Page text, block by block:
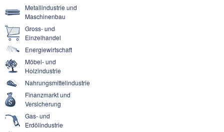
Metallindustrie und
Maschinenbau
Gross- und
Einzelhandel
Energiewirtschaft
Möbel- und
Holzindustrie
Nahrungsmittelindustrie
Finanzmarkt und
Versicherung
Gas- und
Erdölindustrie